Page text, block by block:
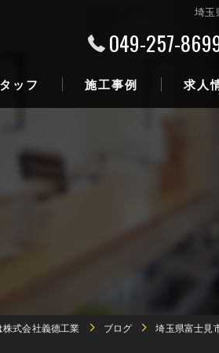
埼玉
049-257-
ッフ 施工事例 求人
式会社義德工業 ブログ 埼玉県富士見